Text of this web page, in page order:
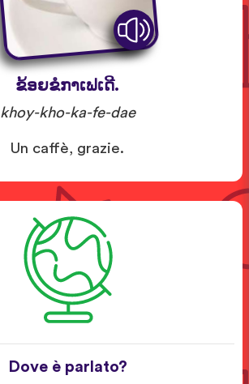
ຂ້ອຍຂໍກາເຟເດີ.
khoy-kho-ka-fe-dae
Un caffè, grazie.
Dove è parlato?